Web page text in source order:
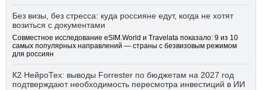
Без визы, без стресса: куда россияне едут, когда не хотят
возиться с документами
Совместное исследование eSIM.World и Travelata показало: 9 из 10
самых популярных направлений — страны с безвизовым режимом
для россиян
К2 НейроТех: выводы Forrester по бюджетам на 2027 год
подтверждают необходимость пересмотра инвестиций в ИИ